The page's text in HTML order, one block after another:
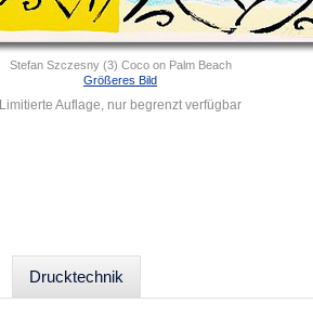
Stefan Szczesny (3) Coco on Palm Beach
Größeres Bild
Limitierte Auflage, nur begrenzt verfügbar
Drucktechnik